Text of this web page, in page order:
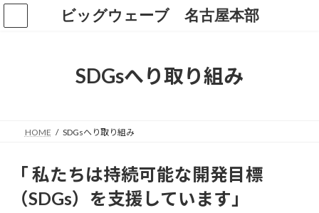
コ
ナ
ビッグウェーブ 名古屋本部
SDGsへり取り組み
HOME SDGsへり取り組み
「 私たちは持続可能な開発目標
（SDGs）を支援しています」